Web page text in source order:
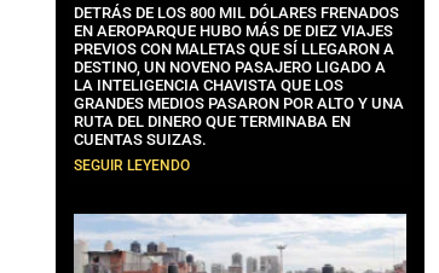
DETRÁS DE LOS 800 MIL DÓLARES FRENADOS
EN AEROPARQUE HUBO MÁS DE DIEZ VIAJES
PREVIOS CON MALETAS QUE SÍ LLEGARON A
DESTINO, UN NOVENO PASAJERO LIGADO A
LA INTELIGENCIA CHAVISTA QUE LOS
GRANDES MEDIOS PASARON POR ALTO Y UNA
RUTA DEL DINERO QUE TERMINABA EN
CUENTAS SUIZAS.
SEGUIR LEYENDO